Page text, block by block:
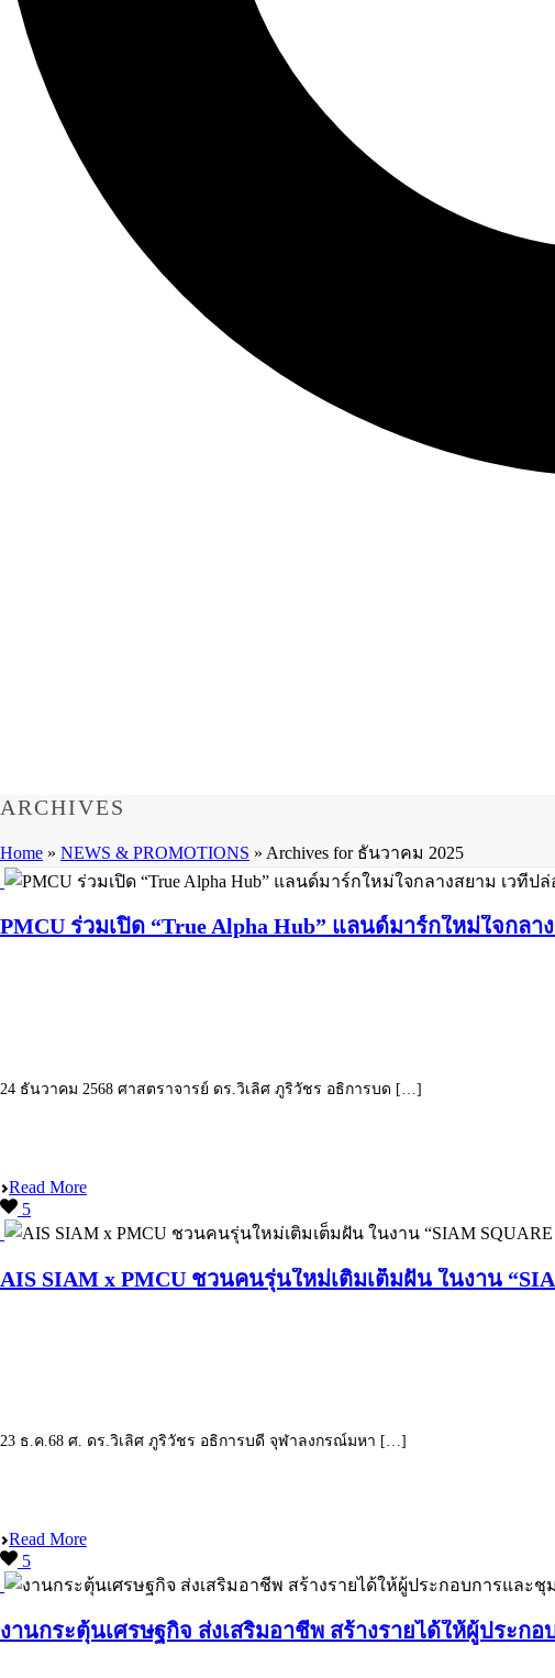
ARCHIVES
Home » NEWS & PROMOTIONS » Archives for ธันวาคม 2025
PMCU ร่วมเปิด “True Alpha Hub” แลนด์มาร์กใหม่ใจกล
24 ธันวาคม 2568 ศาสตราจารย์ ดร.วิเลิศ ภูริวัชร อธิการบด […]
Read More
5
AIS SIAM x PMCU ชวนคนรุ่นใหม่เติมเต็มฝัน ในงาน
23 ธ.ค.68 ศ. ดร.วิเลิศ ภูริวัชร อธิการบดี จุฬาลงกรณ์มหา […]
Read More
5
งานกระตุ้นเศรษฐกิจ ส่งเสริมอาชีพ สร้างรายได้ให้ผู้ประ